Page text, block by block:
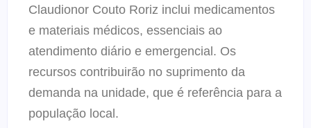
Claudionor Couto Roriz inclui medicamentos
e materiais médicos, essenciais ao
atendimento diário e emergencial. Os
recursos contribuirão no suprimento da
demanda na unidade, que é referência para a
população local.